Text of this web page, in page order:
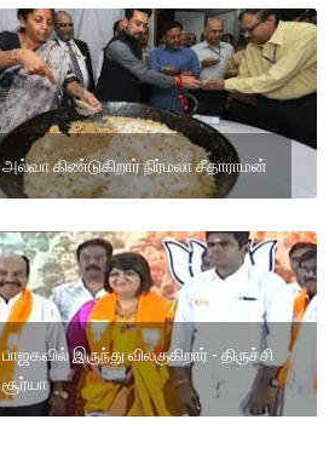
அல்வா கிண்டுகிறார் நிர்மலா சீதாராமன்
பாஜகவில் இருந்து விலகுகிறார் - திருச்சி
சூர்யா